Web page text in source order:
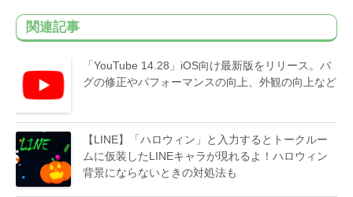
関連記事
「YouTube 14.28」iOS向け最新版をリリース。バ
グの修正やパフォーマンスの向上、外観の向上など
【LINE】「ハロウィン」と入力するとトークルー
ムに仮装したLINEキャラが現れるよ！ハロウィン
背景にならないときの対処法も